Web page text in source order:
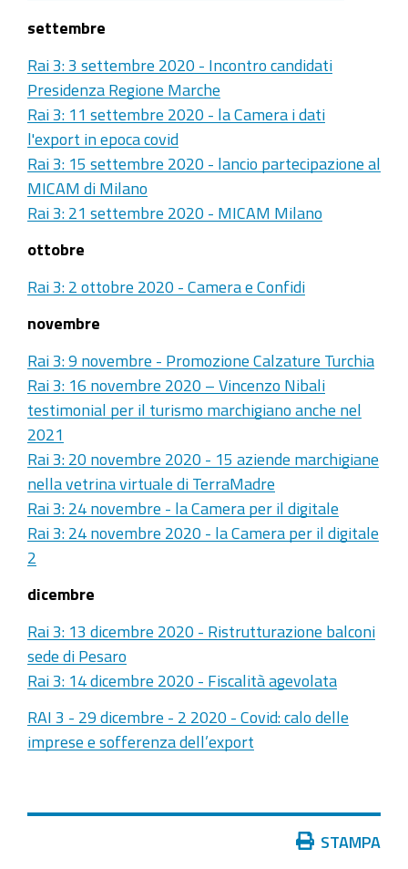
settembre
Rai 3: 3 settembre 2020 - Incontro candidati
Presidenza Regione Marche
Rai 3: 11 settembre 2020 - la Camera i dati
l'export in epoca covid
Rai 3: 15 settembre 2020 - lancio partecipazione al
MICAM di Milano
Rai 3: 21 settembre 2020 - MICAM Milano
ottobre
Rai 3: 2 ottobre 2020 - Camera e Confidi
novembre
Rai 3: 9 novembre - Promozione Calzature Turchia
Rai 3: 16 novembre 2020 – Vincenzo Nibali
testimonial per il turismo marchigiano anche nel
2021
Rai 3: 20 novembre 2020 - 15 aziende marchigiane
nella vetrina virtuale di TerraMadre
Rai 3: 24 novembre - la Camera per il digitale
Rai 3: 24 novembre 2020 - la Camera per il digitale
2
dicembre
Rai 3: 13 dicembre 2020 - Ristrutturazione balconi
sede di Pesaro
Rai 3: 14 dicembre 2020 - Fiscalità agevolata
RAI 3 - 29 dicembre - 2 2020 - Covid: calo delle
imprese e sofferenza dell’export
STAMPA